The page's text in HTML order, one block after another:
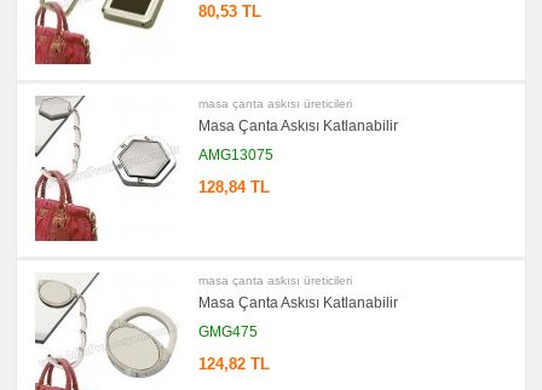
80,53 TL
masa çanta askısı üreticileri
Masa Çanta Askısı Katlanabilir
AMG13075
128,84 TL
masa çanta askısı üreticileri
Masa Çanta Askısı Katlanabilir
GMG475
124,82 TL
promosyon
Çakmak
&
Küllük
promosyon
PowerBank
&
Şarj
Kablosu
promosyon
Flash
Bellek
promosyon
Kalem
promosyon
Kalem
Seti